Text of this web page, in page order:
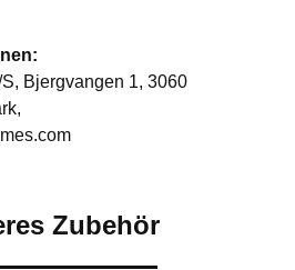
Bjergvangen 1, 3060
Zubehör